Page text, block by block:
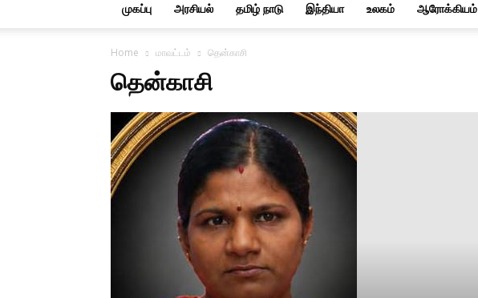
முகப்பு அரசியல் தமிழ் நாடு இந்தியா உலகம் ஆரோக்கியம்
Home மாவட்டம் தென்காசி
தென்காசி